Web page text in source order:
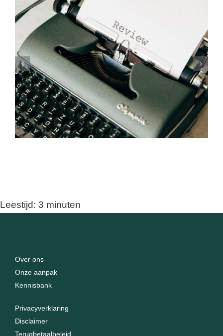
Waarom je reviews op je
site moet zetten
Leestijd: 3 minuten
Over ons
Onze aanpak
Kennisbank
Privacyverklaring
Disclaimer
Terugbetaalbeleid